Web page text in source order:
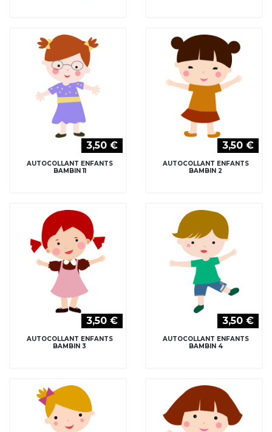
3,50 €
AUTOCOLLANT ENFANTS
BAMBIN 11
3,50 €
AUTOCOLLANT ENFANTS
BAMBIN 2
3,50 €
AUTOCOLLANT ENFANTS
BAMBIN 3
3,50 €
AUTOCOLLANT ENFANTS
BAMBIN 4